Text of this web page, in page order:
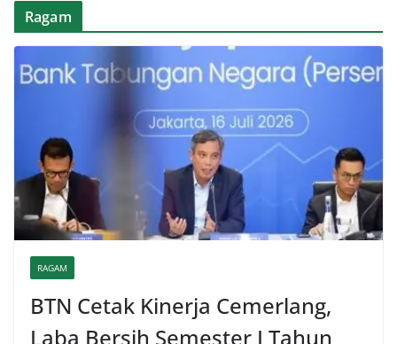
Ragam
RAGAM
BTN Cetak Kinerja Cemerlang,
Laba Bersih Semester I Tahun